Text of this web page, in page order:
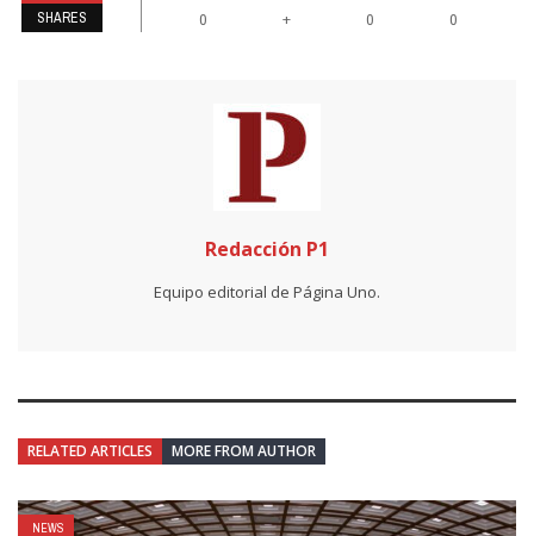
SHARES 0 + 0 0
Redacción P1
Equipo editorial de Página Uno.
RELATED ARTICLES MORE FROM AUTHOR
NEWS